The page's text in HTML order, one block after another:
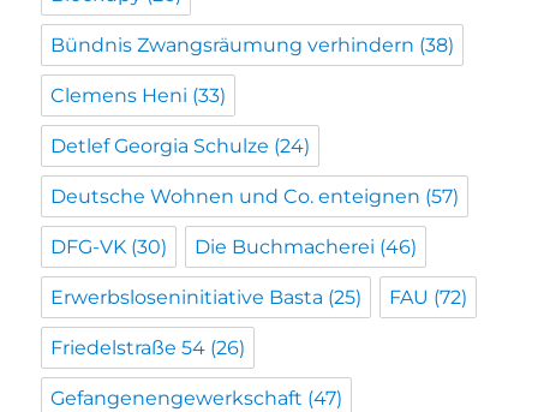
Bündnis Zwangsräumung verhindern (38)
Clemens Heni (33)
Detlef Georgia Schulze (24)
Deutsche Wohnen und Co. enteignen (57)
DFG-VK (30) Die Buchmacherei (46)
Erwerbsloseninitiative Basta (25) FAU (72)
Friedelstraße 54 (26)
Gefangenengewerkschaft (47)